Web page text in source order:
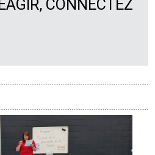
CONNECTEZ